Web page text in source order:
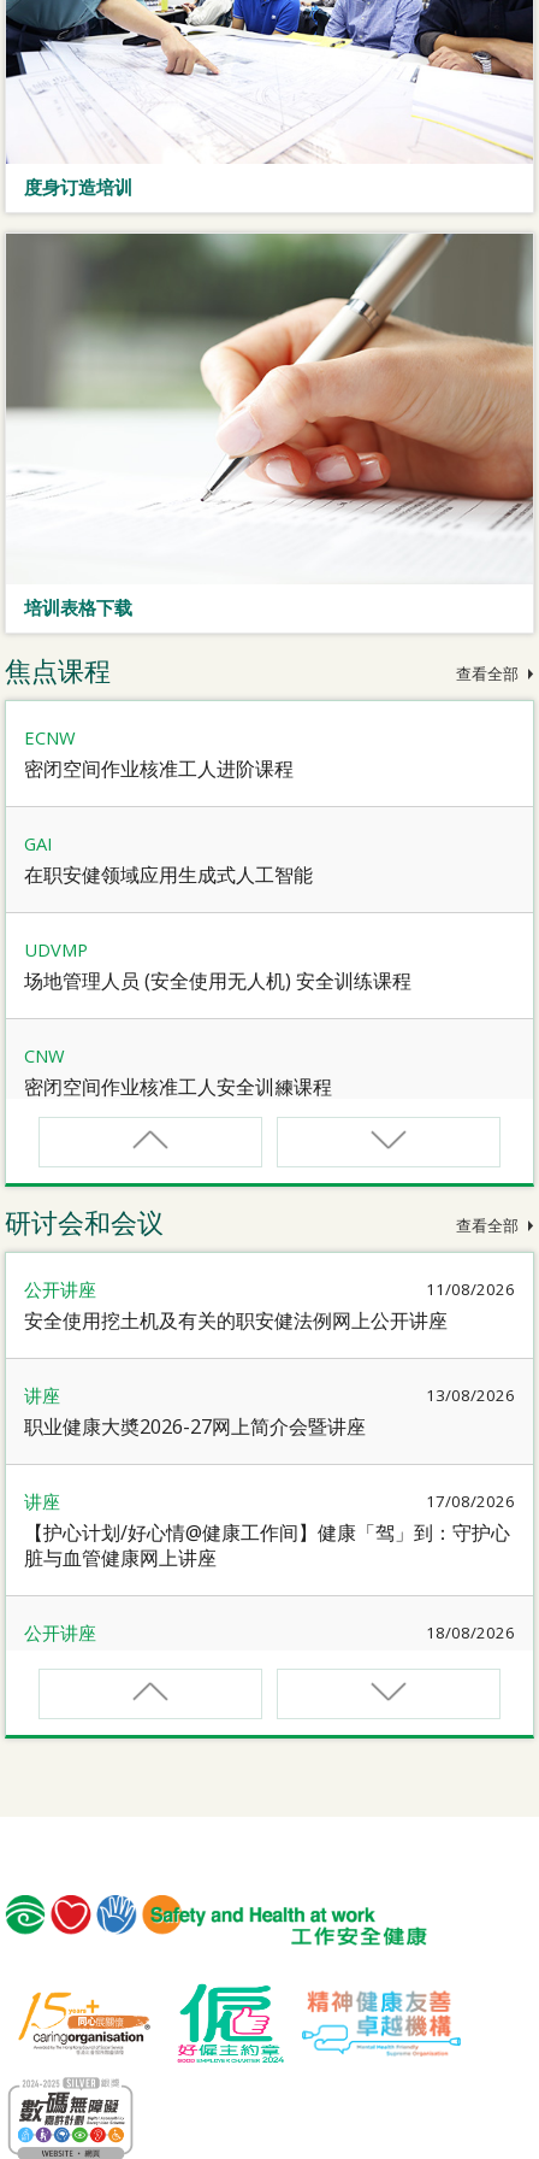
度身订造培训
培训表格下载
焦点课程 查看全部
ECNW
密闭空间作业核准工人进阶课程
GAI
在职安健领域应用生成式人工智能
UDVMP
场地管理人员 (安全使用无人机) 安全训练课程
CNW
密闭空间作业核准工人安全训練课程
CNW(R)
密闭空间作业核准工人安全训練重新甄审资格课程
动力操作升降工作台督导员课程
密闭空间作业合资格人士安全训練课程
密闭空间作业合资格人士安全训练重新甄审资格课程
电动车维修安全课程
MICM
组装合成建筑工程管理人员训练课程
MICW
组装合成建筑工程工作安全训练课程
TST
安全使用可伸缩工作台
研讨会和会议 查看全部
公开讲座 11/08/2026
安全使用挖土机及有关的职安健法例网上公开讲座
讲座 13/08/2026
职业健康大奬2026-27网上简介会暨讲座
讲座 17/08/2026
【护心计划/好心情@健康工作间】健康「驾」到：守护心
脏与血管健康网上讲座
公开讲座 18/08/2026
危险品的安全规管与危险物质相关规例网上公开讲座
19/08/2026
【护心计划/好心情@健康工作间】重拾健康由「戒烟」做
起：认识吸烟害处与戒烟攻略网上讲座
公开讲座 25/08/2026
密闭空间工作的职安健及相关的职安健法例网上公开讲座
公开讲座
安全主任的专业道德和诚信网上公开讲座